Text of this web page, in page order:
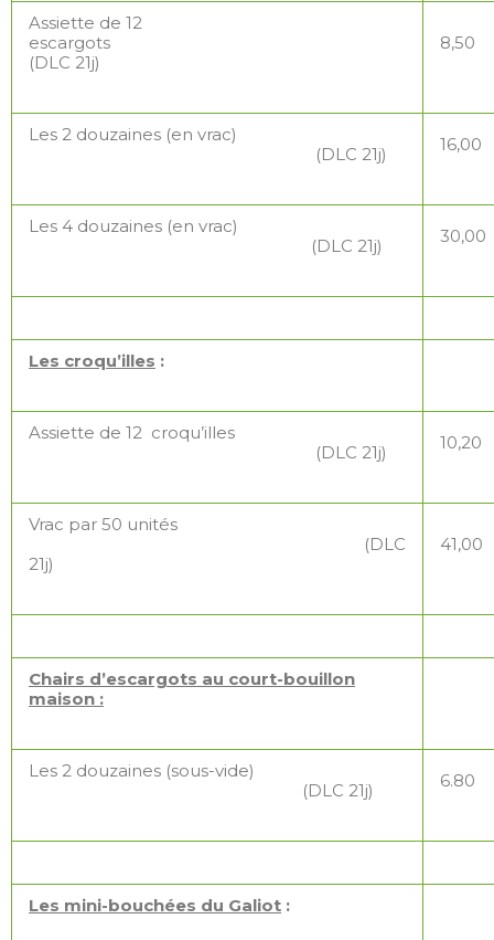
Assiette de 12
escargots
(DLC 21j)
8,50
Les 2 douzaines (en vrac)
(DLC 21j)
16,00
Les 4 douzaines (en vrac)
(DLC 21j)
30,00
Les croqu’illes :
Assiette de 12 croqu’illes
(DLC 21j)
10,20
Vrac par 50 unités
(DLC
21j)
41,00
Chairs d’escargots au court-bouillon
maison :
Les 2 douzaines (sous-vide)
(DLC 21j)
6.80
Les mini-bouchées du Galiot :